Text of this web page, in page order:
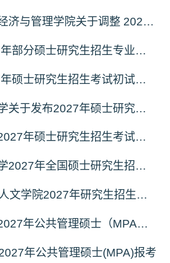
浙江海洋大学经济与管理学院关于调整 2027年硕士研究生招生考试初试科目的公告
关于调整2027年部分硕士研究生招生专业初试考试科目的公告（持续更新中）
关于公布2027年硕士研究生招生考试初试自命题科目考试大纲的通知
四川外国语大学关于发布2027年硕士研究生招生考试自命题科目大纲的公告
关于东华大学2027年硕士研究生招生考试（初试）招生目录拟调整公告（一）
南京中医药大学2027年全国硕士研究生招生考试初试自命题科目考试内容及参考书目
安徽工程大学人文学院2027年研究生招生简章
重庆理工大学2027年公共管理硕士（MPA）专业学位研究生（双证）报考
年公共管理硕士(MPA)报考